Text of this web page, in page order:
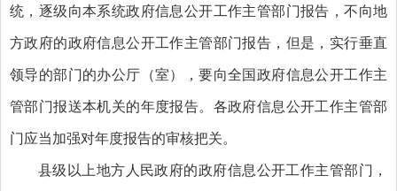
统，逐级向本系统政府信息公开工作主管部门报告，不向地
方政府的政府信息公开工作主管部门报告，但是，实行垂直
领导的部门的办公厅（室），要向全国政府信息公开工作主
管部门报送本机关的年度报告。各政府信息公开工作主管部
门应当加强对年度报告的审核把关。
县级以上地方人民政府的政府信息公开工作主管部门，